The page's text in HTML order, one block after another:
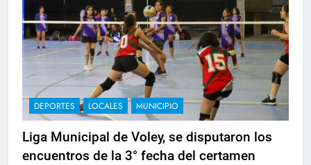
DEPORTES LOCALES MUNICIPIO
Liga Municipal de Voley, se disputaron los
encuentros de la 3° fecha del certamen